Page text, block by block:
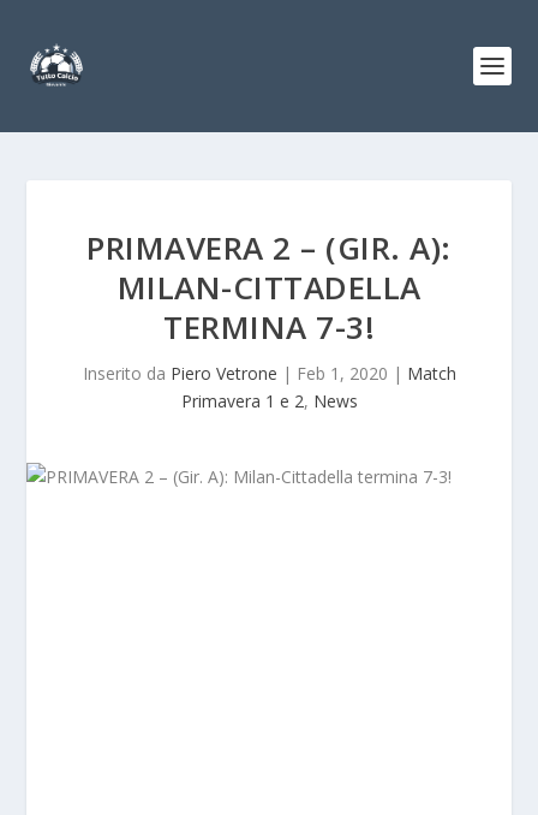
PRIMAVERA 2 – (GIR. A):
MILAN-CITTADELLA
TERMINA 7-3!
Inserito da Piero Vetrone | Feb 1, 2020 | Match
Primavera 1 e 2, News